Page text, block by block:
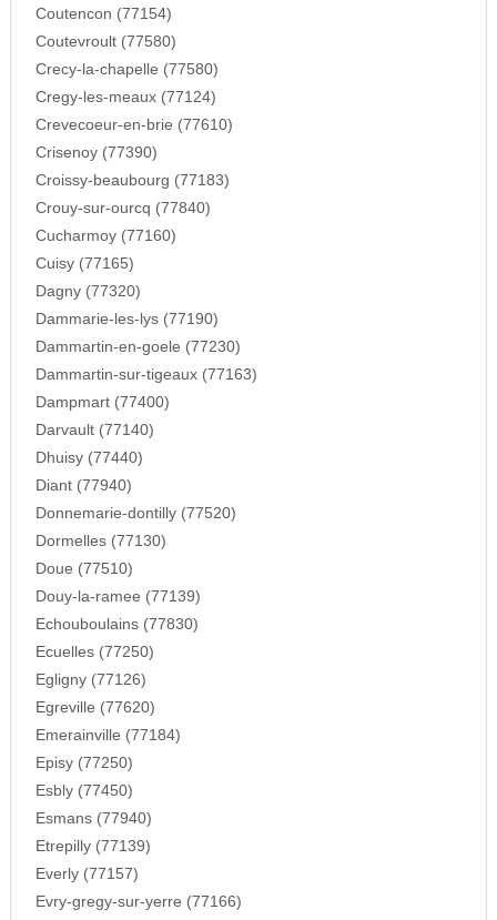
Coutencon (77154)
Coutevroult (77580)
Crecy-la-chapelle (77580)
Cregy-les-meaux (77124)
Crevecoeur-en-brie (77610)
Crisenoy (77390)
Croissy-beaubourg (77183)
Crouy-sur-ourcq (77840)
Cucharmoy (77160)
Cuisy (77165)
Dagny (77320)
Dammarie-les-lys (77190)
Dammartin-en-goele (77230)
Dammartin-sur-tigeaux (77163)
Dampmart (77400)
Darvault (77140)
Dhuisy (77440)
Diant (77940)
Donnemarie-dontilly (77520)
Dormelles (77130)
Doue (77510)
Douy-la-ramee (77139)
Echouboulains (77830)
Ecuelles (77250)
Egligny (77126)
Egreville (77620)
Emerainville (77184)
Episy (77250)
Esbly (77450)
Esmans (77940)
Etrepilly (77139)
Everly (77157)
Evry-gregy-sur-yerre (77166)